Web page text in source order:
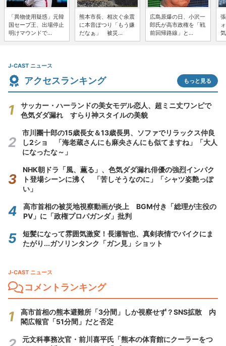
「異物使用疑惑」元韓
国セーブ王、出場停止
明けマウンドで...
熊本市長、相次ぐ余震
に本音ぽつり「もう嫌
だなぁ」 被災...
広島原爆の日、小沢一
郎氏が高市政権を「戦
前回帰路線」と...
J-CAST ニュース
アクセスランキング もっと見る
サッカー・ハーランドの美女モデル恋人、超ミニ丈ワンピで
色気ダダ漏れ すらり神スタイルの美貌
市川團十郎の15歳長女＆13歳長男、ソファでリラックス仲良
し2ショ 「海老蔵さんにも麻央さんにも似てますね」「大人
になったな～」
NHK朝ドラ「風、薫る」、色気ダダ漏れ俳優の強烈インパク
ト登場シーンに沸く 「苦しそうなのに」「シャツ姿艶っぽ
い」
高市首相の被災地視察動画が炎上 BGM付き「総理が主役の
PV」に「政権プロパガンダ」批判
短髪になって雰囲気激変！長瀬智也、真剣表情でバイクにま
たがり...ガソリンタンク「ガン見」ショット
J-CAST ニュース
コメントランキング
高市首相の熊本避難所「3分間」しか視察せず？SNS拡散 内
閣広報官「51分間」だと否定
元文科事務次官・前川喜平氏「熊本の体育館にクーラーをつ